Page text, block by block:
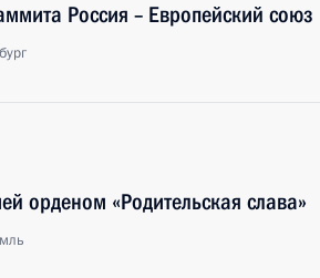
Россия – Европейский союз
орденом «Родительская слава»